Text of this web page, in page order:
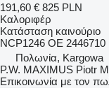
191,60 € 825 PLN
Καλοριφέρ
Κατάσταση καινούριο
NCP1246 OE 2446710
Πολωνία, Kargowa
P.W. MAXIMUS Piotr
Επικοινωνία με τον